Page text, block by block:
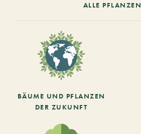
ALLE PFLANZEN
BÄUME UND PFLANZEN
DER ZUKUNFT